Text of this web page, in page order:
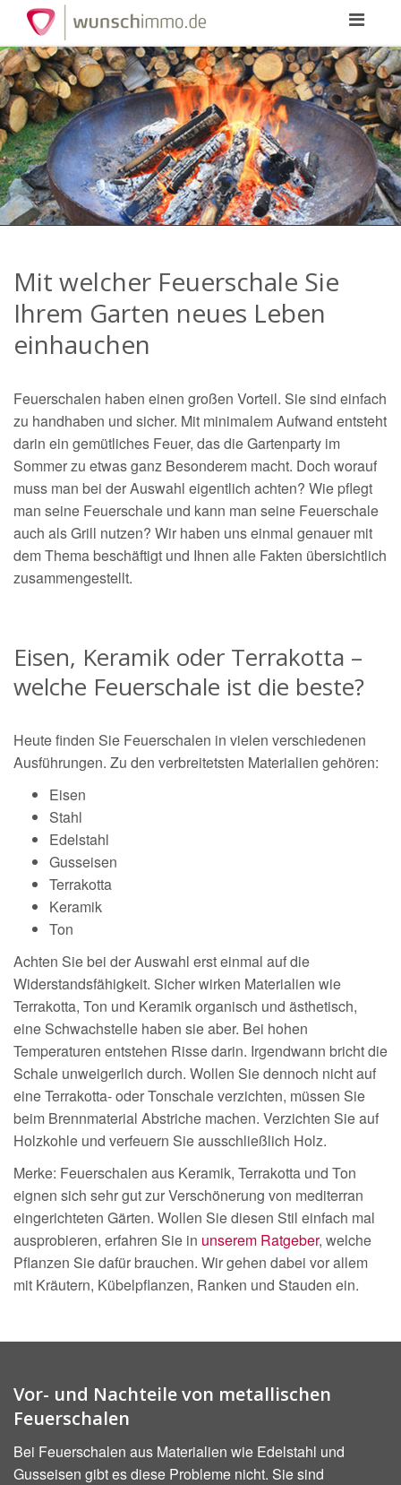
Toggle
Mit welcher Feuerschale Sie
Ihrem Garten neues Leben
einhauchen
Feuerschalen haben einen großen Vorteil. Sie sind einfach
zu handhaben und sicher. Mit minimalem Aufwand entsteht
darin ein gemütliches Feuer, das die Gartenparty im
Sommer zu etwas ganz Besonderem macht. Doch worauf
muss man bei der Auswahl eigentlich achten? Wie pflegt
man seine Feuerschale und kann man seine Feuerschale
auch als Grill nutzen? Wir haben uns einmal genauer mit
dem Thema beschäftigt und Ihnen alle Fakten übersichtlich
zusammengestellt.
Eisen, Keramik oder Terrakotta –
welche Feuerschale ist die beste?
Heute finden Sie Feuerschalen in vielen verschiedenen
Ausführungen. Zu den verbreitetsten Materialien gehören:
Eisen
Stahl
Edelstahl
Gusseisen
Terrakotta
Keramik
Ton
Achten Sie bei der Auswahl erst einmal auf die
Widerstandsfähigkeit. Sicher wirken Materialien wie
Terrakotta, Ton und Keramik organisch und ästhetisch,
eine Schwachstelle haben sie aber. Bei hohen
Temperaturen entstehen Risse darin. Irgendwann bricht die
Schale unweigerlich durch. Wollen Sie dennoch nicht auf
eine Terrakotta- oder Tonschale verzichten, müssen Sie
beim Brennmaterial Abstriche machen. Verzichten Sie auf
Holzkohle und verfeuern Sie ausschließlich Holz.
Merke: Feuerschalen aus Keramik, Terrakotta und Ton
eignen sich sehr gut zur Verschönerung von mediterran
eingerichteten Gärten. Wollen Sie diesen Stil einfach mal
ausprobieren, erfahren Sie in unserem Ratgeber, welche
Pflanzen Sie dafür brauchen. Wir gehen dabei vor allem
mit Kräutern, Kübelpflanzen, Ranken und Stauden ein.
Vor- und Nachteile von metallischen
Feuerschalen
Bei Feuerschalen aus Materialien wie Edelstahl und
Gusseisen gibt es diese Probleme nicht. Sie sind